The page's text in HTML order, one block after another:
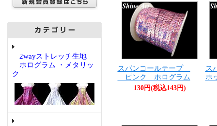
2wayストレッチ生地
ホログラム ・メタリッ
ク
スパンコールテープ
ピンク ホログラム
130円(税込143円)
ス
ホ